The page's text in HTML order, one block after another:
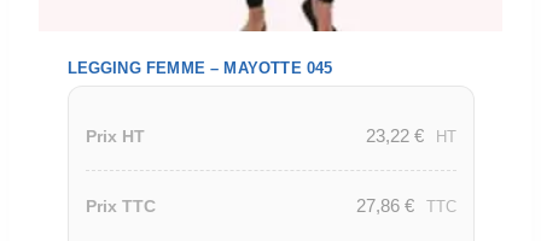
LEGGING FEMME – MAYOTTE 045
Prix HT 23,22 € HT
Prix TTC 27,86 € TTC